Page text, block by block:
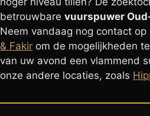
betrouwbare vuurspuwer
Neem vandaag nog contact op
& Fakir om de mogelijkheden
van uw avond een vlammend
onze andere locaties, zoals